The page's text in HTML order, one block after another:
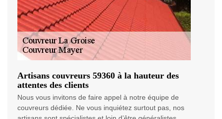
Artisans couvreurs 59360 à la hauteur des
attentes des clients
Nous vous invitons de faire appel à notre équipe de
couvreurs dédiée. Ne vous inquiétez surtout pas, nos